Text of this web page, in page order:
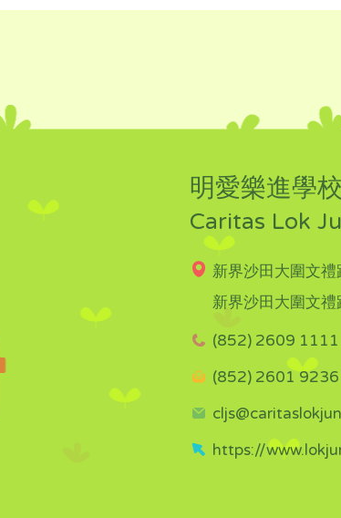
明愛樂進學校
Caritas Lok
新界沙田大圍文
新界沙田大圍文
(852) 2609 1111
(852) 2601 9236
https://